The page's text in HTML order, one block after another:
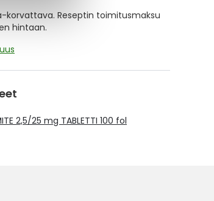
korvattava. Reseptin toimitusmaksu
hintaan.
2,5/25 mg TABLETTI 100 fol